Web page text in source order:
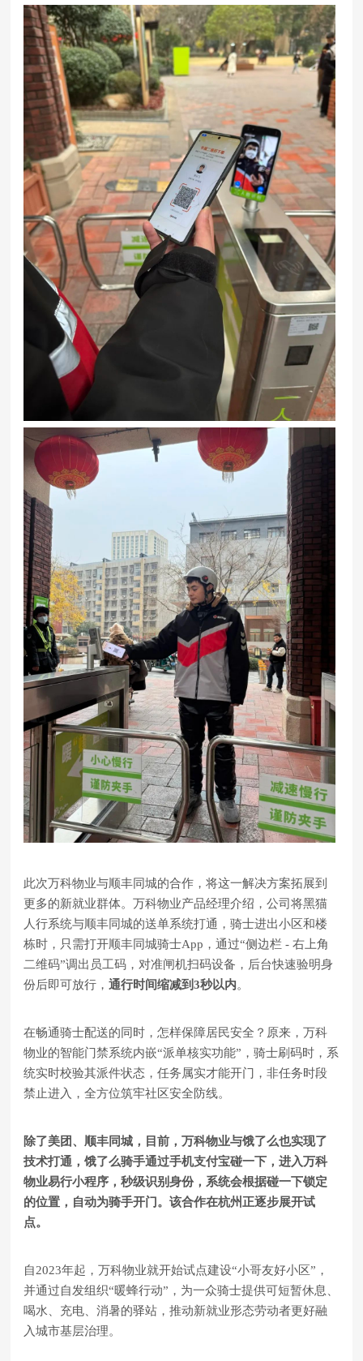
此次万科物业与顺丰同城的合作，将这一解决方案拓展到
更多的新就业群体。万科物业产品经理介绍，公司将黑猫
人行系统与顺丰同城的送单系统打通，骑士进出小区和楼
栋时，只需打开顺丰同城骑士App，通过“侧边栏 - 右上角
二维码”调出员工码，对准闸机扫码设备，后台快速验明身
份后即可放行，通行时间缩减到3秒以内。
在畅通骑士配送的同时，怎样保障居民安全？原来，万科
物业的智能门禁系统内嵌“派单核实功能”，骑士刷码时，系
统实时校验其派件状态，任务属实才能开门，非任务时段
禁止进入，全方位筑牢社区安全防线。
除了美团、顺丰同城，目前，万科物业与饿了么也实现了
技术打通，饿了么骑手通过手机支付宝碰一下，进入万科
物业易行小程序，秒级识别身份，系统会根据碰一下锁定
的位置，自动为骑手开门。该合作在杭州正逐步展开试
点。
自2023年起，万科物业就开始试点建设“小哥友好小区”，
并通过自发组织“暖蜂行动”，为一众骑士提供可短暂休息、
喝水、充电、消暑的驿站，推动新就业形态劳动者更好融
入城市基层治理。